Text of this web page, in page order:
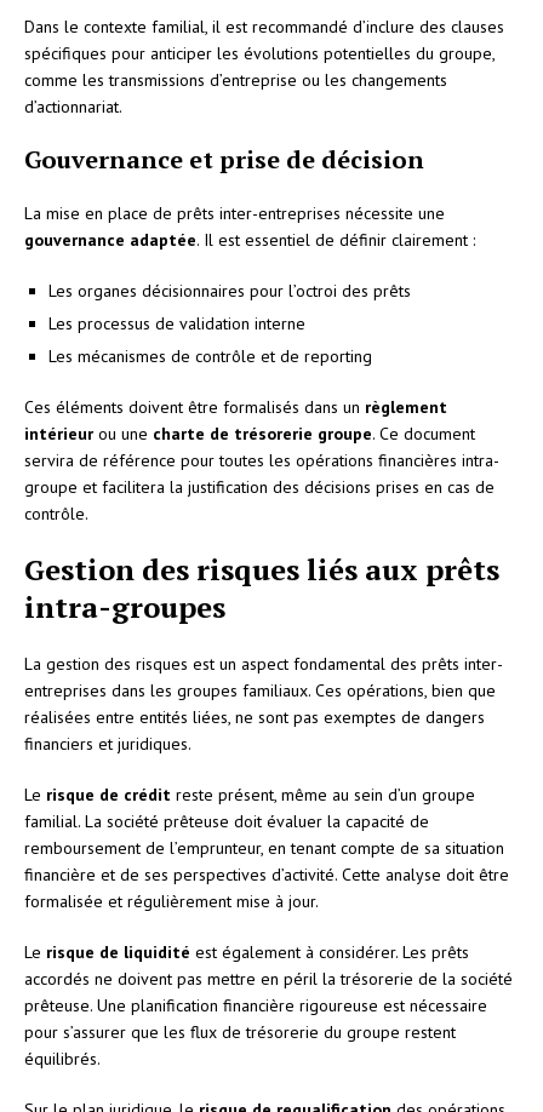
Dans le contexte familial, il est recommandé d’inclure des clauses
spécifiques pour anticiper les évolutions potentielles du groupe,
comme les transmissions d’entreprise ou les changements
d’actionnariat.
Gouvernance et prise de décision
La mise en place de prêts inter-entreprises nécessite une
gouvernance adaptée. Il est essentiel de définir clairement :
Les organes décisionnaires pour l’octroi des prêts
Les processus de validation interne
Les mécanismes de contrôle et de reporting
Ces éléments doivent être formalisés dans un règlement
intérieur ou une charte de trésorerie groupe. Ce document
servira de référence pour toutes les opérations financières intra-
groupe et facilitera la justification des décisions prises en cas de
contrôle.
Gestion des risques liés aux prêts
intra-groupes
La gestion des risques est un aspect fondamental des prêts inter-
entreprises dans les groupes familiaux. Ces opérations, bien que
réalisées entre entités liées, ne sont pas exemptes de dangers
financiers et juridiques.
Le risque de crédit reste présent, même au sein d’un groupe
familial. La société prêteuse doit évaluer la capacité de
remboursement de l’emprunteur, en tenant compte de sa situation
financière et de ses perspectives d’activité. Cette analyse doit être
formalisée et régulièrement mise à jour.
Le risque de liquidité est également à considérer. Les prêts
accordés ne doivent pas mettre en péril la trésorerie de la société
prêteuse. Une planification financière rigoureuse est nécessaire
pour s’assurer que les flux de trésorerie du groupe restent
équilibrés.